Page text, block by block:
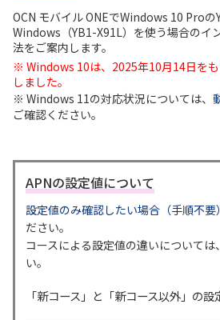
よくあるご質問
工事・故障情報
各種ダウンロード
お問い合わせ
履歴・お気に入り
お知らせ
NTTドコモビジネスのお客さ
まはこちら
OCN モバイル ONEでWindows 10 Proの
Windows（YB1-X91L）を使う場合のイ
法をご案内します。
※ Windows 10は、2025年10月14日を
しました。
※ Windows 11の対応状況については、
ご確認ください。
APNの設定値について
設定値のみ確認したい場合（手順不要
ださい。
コースによる設定値の違いについて
い。
「新コース」と「新コース以外」の設